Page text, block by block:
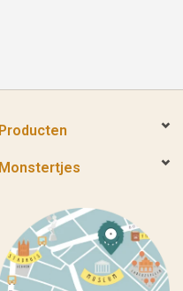
Producten
Monstertjes